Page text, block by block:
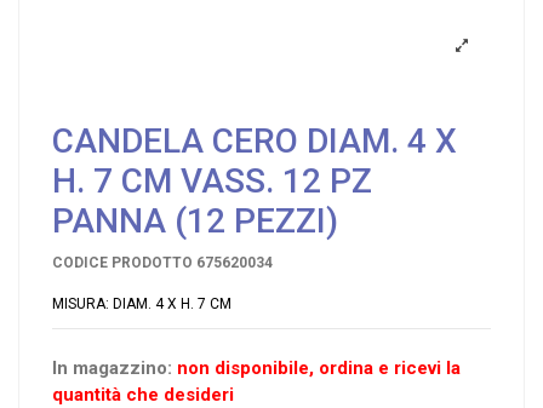
CANDELA CERO DIAM. 4 X
H. 7 CM VASS. 12 PZ
PANNA (12 PEZZI)
CODICE PRODOTTO 675620034
MISURA: DIAM. 4 X H. 7 CM
In magazzino: non disponibile, ordina e ricevi la
quantità che desideri